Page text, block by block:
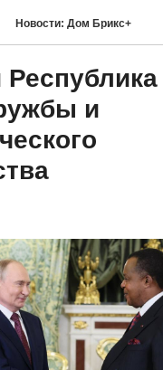
Новости: Дом Брикс+
и